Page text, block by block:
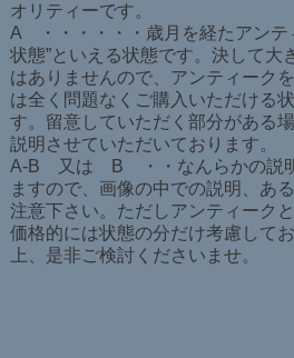
オリティーです。
A ・・・・・・歳月を経たアンテ
状態”といえる状態です。決して大
はありませんので、アンティーク
は全く問題なくご購入いただける
す。留意していただく部分がある
説明させていただいております。
A-B 又は B ・・なんらかの説明
ますので、画像の中での説明、あ
注意下さい。ただしアンティーク
価格的には状態の分だけ考慮して
上、是非ご検討くださいませ。